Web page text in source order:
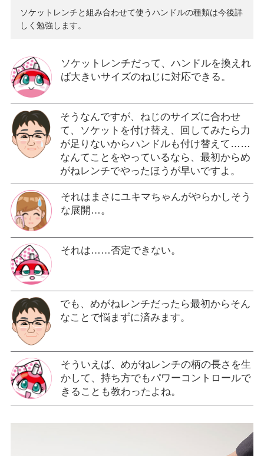
ソケットレンチと組み合わせて使うハンドルの種類は今後詳
しく勉強します。
ソケットレンチだって、ハンドルを換えれ
ば大きいサイズのねじに対応できる。
そうなんですが、ねじのサイズに合わせ
て、ソケットを付け替え、回してみたら力
が足りないからハンドルも付け替えて……
なんてことをやっているなら、最初からめ
がねレンチでやったほうが早いですよ。
それはまさにユキマちゃんがやらかしそう
な展開…。
それは……否定できない。
でも、めがねレンチだったら最初からそん
なことで悩まずに済みます。
そういえば、めがねレンチの柄の長さを生
かして、持ち方でもパワーコントロールで
きることも教わったよね。